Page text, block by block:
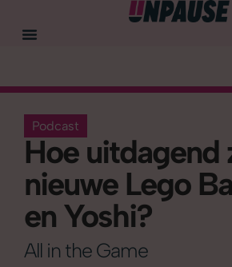
Podcast
Hoe uitdagend
nieuwe Lego
en Yoshi?
All in the Game